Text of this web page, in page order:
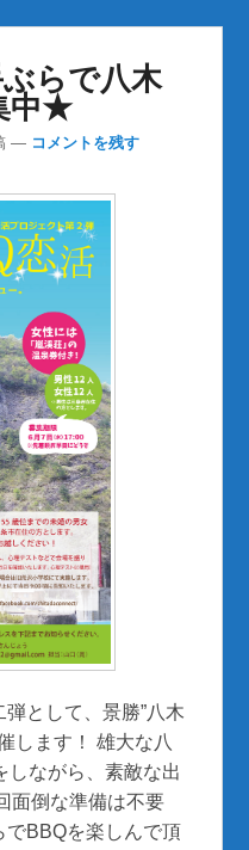
らで八木
中★
— コメントを残す
として、景勝”八木
します！ 雄大な八
しながら、素敵な出
面倒な準備は不要
でBBQを楽しんで頂